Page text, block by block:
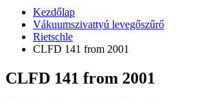
Kezdőlap
Vákuumszivattyú levegőszűrő
Rietschle
CLFD 141 from 2001
CLFD 141 from 2001